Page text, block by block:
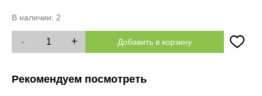
В наличии: 2
- + Добавить в корзину
Рекомендуем посмотреть